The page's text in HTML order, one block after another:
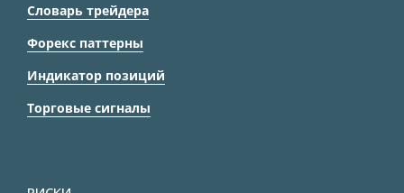
Словарь трейдера
Форекс паттерны
Индикатор позиций
Торговые сигналы